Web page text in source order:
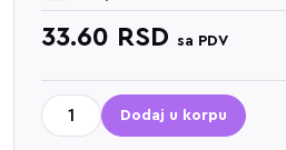
33.60 RSD sa PDV
Dodaj u korpu